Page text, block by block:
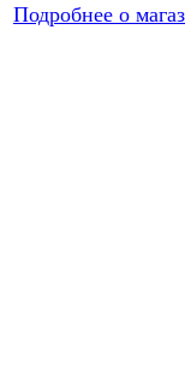
Подробнее о